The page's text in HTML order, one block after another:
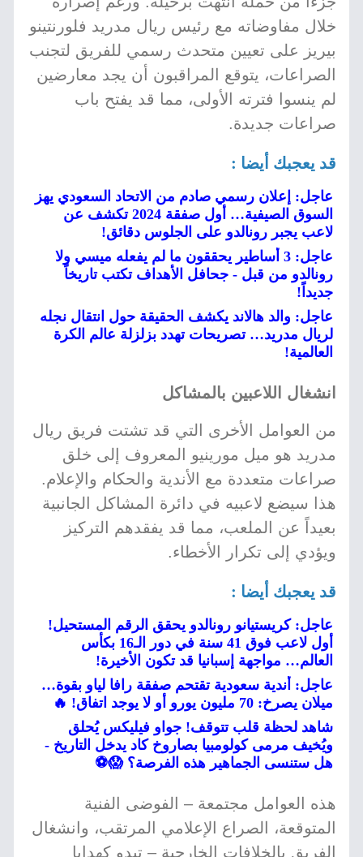
خلال مفاوضاته مع رئيس ريال مدريد فلورنتينو
بيريز على تعيين متحدث رسمي للفريق لتجنب
الصراعات، يتوقع المراقبون أن يجد معارضين
لم ينسوا فترته الأولى، مما قد يفتح باب
صراعات جديدة.
قد يعجبك أيضا :
عاجل: إعلان رسمي صادم من الاتحاد السعودي يهز
السوق الصيفية… أول صفقة 2024 تكشف عن
لاعب يجبر رونالدو على الجلوس دقائق!
عاجل: 3 أساطير يحققون ما لم يفعله ميسي ولا
رونالدو من قبل - جحافل الأهداف تكتب تاريخاً
جديداً!
عاجل: والد هالاند يكشف الحقيقة حول انتقال نجله
لريال مدريد… تصريحات تهدد بزلزلة عالم الكرة
العالمية!
انشغال اللاعبين بالمشاكل
من العوامل الأخرى التي قد تشتت فريق ريال
مدريد هو ميل مورينيو المعروف إلى خلق
صراعات متعددة مع الأندية والحكام والإعلام.
هذا سيضع لاعبيه في دائرة المشاكل الجانبية
بعيداً عن الملعب، مما قد يفقدهم التركيز
ويؤدي إلى تكرار الأخطاء.
قد يعجبك أيضا :
عاجل: كريستيانو رونالدو يحقق الرقم المستحيل!
أول لاعب فوق 41 سنة في دور الـ16 بكأس
العالم… مواجهة إسبانيا قد تكون الأخيرة!
عاجل: أندية سعودية تقتحم صفقة رافا لياو بقوة…
ميلان يصرخ: 70 مليون يورو أو لا يوجد اتفاق! 🔥
شاهد لحظة قلب تتوقف! جواو فيليكس يُحلق
ويُخيف مرمى كولومبيا بصاروخ كاد يدخل التاريخ -
هل ستنسى الجماهير هذه الفرصة؟ 😱⚽
هذه العوامل مجتمعة – الفوضى الفنية
المتوقعة، الصراع الإعلامي المرتقب، وانشغال
الفريق بالخلافات الخارجية – تبدو كهدايا